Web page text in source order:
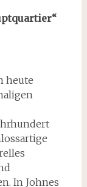
heute
In Johnes